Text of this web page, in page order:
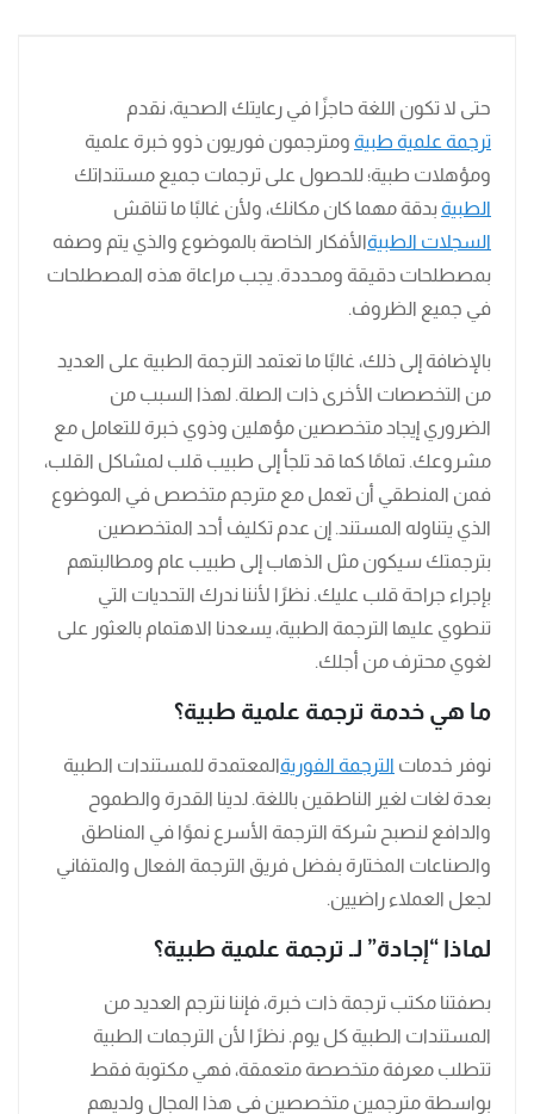
حتى لا تكون اللغة حاجزًا في رعايتك الصحية، نقدم
ترجمة علمية طبية ومترجمون فوريون ذوو خبرة علمية
ومؤهلات طبية؛ للحصول على ترجمات جميع مستنداتك
الطبية بدقة مهما كان مكانك، ولأن غالبًا ما تناقش
السجلات الطبيةالأفكار الخاصة بالموضوع والذي يتم وصفه
بمصطلحات دقيقة ومحددة. يجب مراعاة هذه المصطلحات
في جميع الظروف.
بالإضافة إلى ذلك، غالبًا ما تعتمد الترجمة الطبية على العديد
من التخصصات الأخرى ذات الصلة. لهذا السبب من
الضروري إيجاد متخصصين مؤهلين وذوي خبرة للتعامل مع
مشروعك. تمامًا كما قد تلجأ إلى طبيب قلب لمشاكل القلب،
فمن المنطقي أن تعمل مع مترجم متخصص في الموضوع
الذي يتناوله المستند. إن عدم تكليف أحد المتخصصين
بترجمتك سيكون مثل الذهاب إلى طبيب عام ومطالبتهم
بإجراء جراحة قلب عليك. نظرًا لأننا ندرك التحديات التي
تنطوي عليها الترجمة الطبية، يسعدنا الاهتمام بالعثور على
لغوي محترف من أجلك.
ما هي خدمة ترجمة علمية طبية؟
نوفر خدمات الترجمة الفوريةالمعتمدة للمستندات الطبية
بعدة لغات لغير الناطقين باللغة. لدينا القدرة والطموح
والدافع لنصبح شركة الترجمة الأسرع نموًا في المناطق
والصناعات المختارة بفضل فريق الترجمة الفعال والمتفاني
لجعل العملاء راضيين.
لماذا “إجادة” لـ ترجمة علمية طبية؟
بصفتنا مكتب ترجمة ذات خبرة، فإننا نترجم العديد من
المستندات الطبية كل يوم. نظرًا لأن الترجمات الطبية
تتطلب معرفة متخصصة متعمقة، فهي مكتوبة فقط
بواسطة مترجمين متخصصين في هذا المجال ولديهم